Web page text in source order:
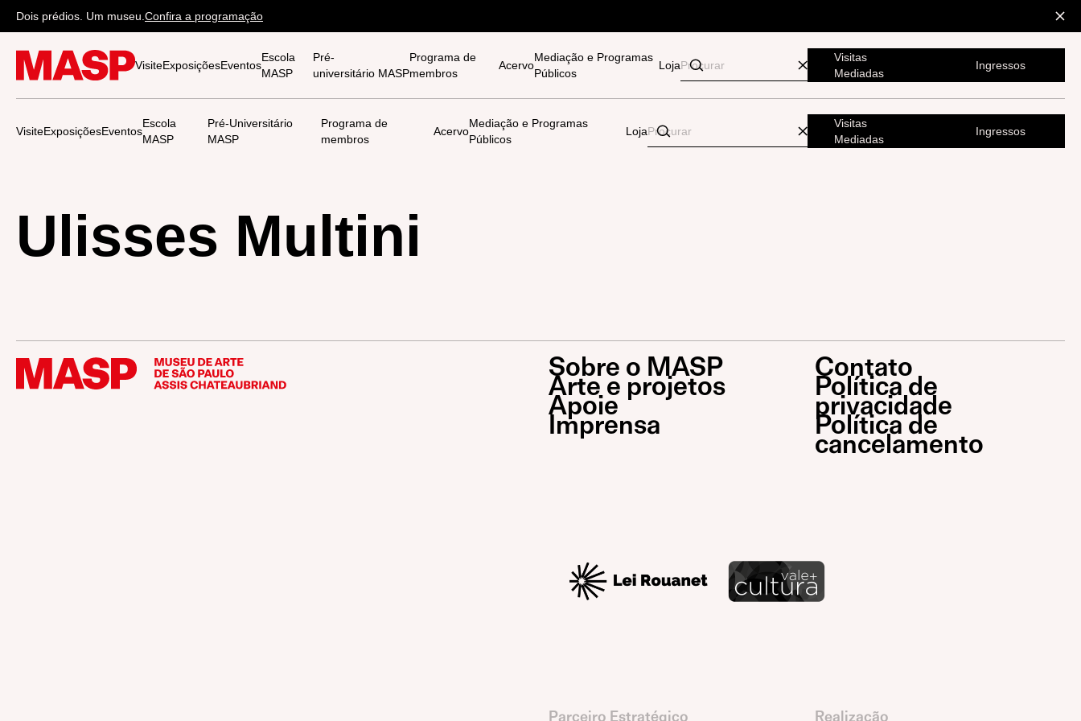
Dois prédios. Um museu. Confira a programação
VisiteExposiçõesEventos
Escola
MASP
Pré-
universitário MASP
Programa de
membros
Acervo
Mediação e Programas
Públicos
Loja
Visitas
Mediadas
Ingressos
VisiteExposiçõesEventos
Escola
MASP
Pré-Universitário
MASP
Programa de
membros
Acervo
Mediação e Programas
Públicos
Loja
Visitas
Mediadas
Ingressos
Ulisses Multini
Sobre o MASP
Arte e projetos
Apoie
Imprensa
Contato
Política de
privacidade
Política de
cancelamento
Parceiro Estratégico Realização